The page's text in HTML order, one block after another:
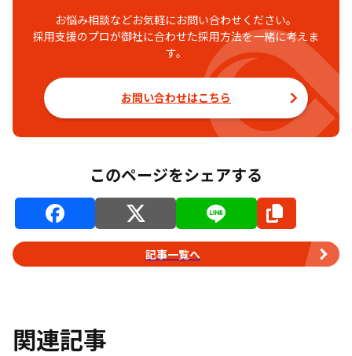
お悩み相談などお気軽にお問い合わせください。
採用支援のプロが御社に合わせた採用方法を一緒に考えま
す。
お問い合わせはこちら
このページをシェアする
記事一覧へ
関連記事